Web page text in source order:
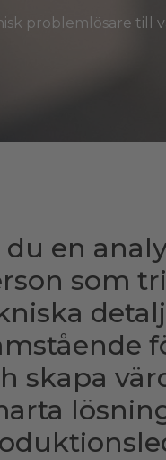
problemlösare till
du en
som
skapa